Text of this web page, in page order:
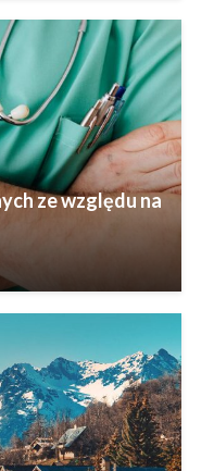
ze względu na